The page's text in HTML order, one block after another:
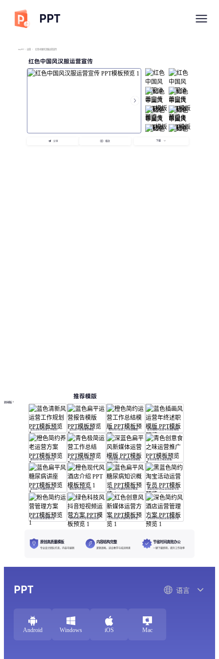
PPT
imyPPT / 运营 / 红色中国风汉服运营宣传
红色中国风汉服运营宣传
分享 播放 下载
推荐模版
更多模板
蓝色清新风运营工作规划 蓝色扁平运营报告模版 橙色简约运营工作总结模版 蓝色插画风运营年终述职模版
橙色简约养老运营方案 青色极简运营工作总结 深蓝色扁平风新媒体运营模版 青色创意食之味运营推广
蓝色扁平风糖尿病讲座 橙色现代风酒店介绍 蓝色扁平风糖尿病知识概览 黑蓝色简约淘宝活动运营专员
粉色简约运营管理方案 绿色科技风抖音短视频运营方案 红色创意风新媒体运营方案 深色简约风酒店运营管理方案
原创高质量模板
专业设计团队打造，内容可编辑
内容结构完整
逻辑清晰，适合教学与培训场景
节省时间高效办公
一键下载即用，提升工作效率
PPT 语言
Android Windows iOS Mac